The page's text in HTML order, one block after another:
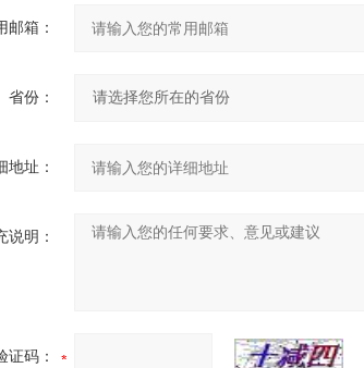
邮箱：
省份：
地址：
说明：
证码：